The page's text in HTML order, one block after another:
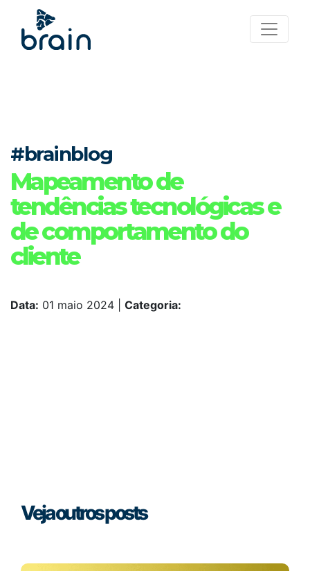
#brainblog
Mapeamento de
tendências tecnológicas e
de comportamento do
cliente
Data: 01 maio 2024 Categoria:
Veja outros posts